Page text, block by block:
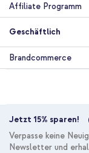
Affiliate Programm
Geschäftlich
Brandcommerce
Jetzt 15% sparen!
Verpasse keine
Newsletter und